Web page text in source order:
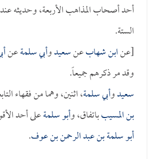
أحد أصحاب المذاهب الأربعة، وحديثه
الستة.
[عنابن شهابعنسعيدوأبي سلمةعن
وقد مر ذكرهم جميعاً.
سعيدوأبي سلمة، اثنين، وهما من فقهاء
بن المسيبباتفاق، وأبو سلمةعلى أحد
أبو سلمة بن عبد الرحمن بن عوف.